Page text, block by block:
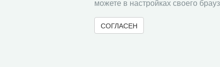
можете в настройках своего
СОГЛАСЕН